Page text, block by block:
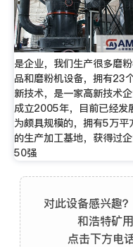
是企业，我们生产很多磨
品和磨粉机设备，拥有23
新技术，是一家高新技术企
成立2005年，目前已经发
为颇具规模的，拥有5万平
的生产加工基地，获得过
50强
对此设备感兴趣
和浩特矿
点击下方电